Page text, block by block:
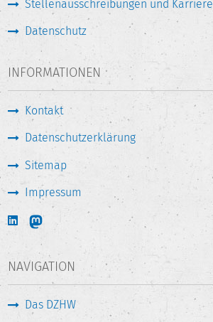
Stellenausschreibungen und Karriere
Datenschutz
INFORMATIONEN
Kontakt
Datenschutzerklärung
Sitemap
Impressum
NAVIGATION
Das DZHW